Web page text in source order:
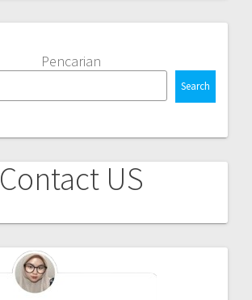
Pencarian
Search
Contact US